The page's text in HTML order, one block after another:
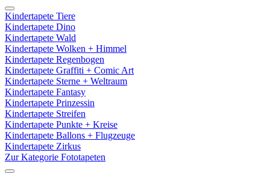
Kindertapete Tiere
Kindertapete Dino
Kindertapete Wald
Kindertapete Wolken + Himmel
Kindertapete Regenbogen
Kindertapete Graffiti + Comic Art
Kindertapete Sterne + Weltraum
Kindertapete Fantasy
Kindertapete Prinzessin
Kindertapete Streifen
Kindertapete Punkte + Kreise
Kindertapete Ballons + Flugzeuge
Kindertapete Zirkus
Zur Kategorie Fototapeten